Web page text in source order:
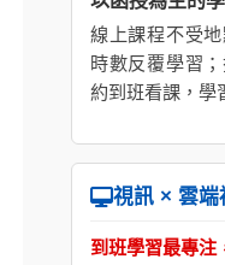
線上課程不受
時數反覆學習
約到班看課，學
視訊 × 雲端
到班學習最專注